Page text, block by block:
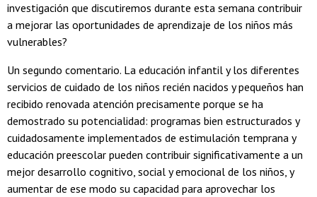
investigación que discutiremos durante esta semana contribuir
a mejorar las oportunidades de aprendizaje de los niños más
vulnerables?
Un segundo comentario. La educación infantil y los diferentes
servicios de cuidado de los niños recién nacidos y pequeños han
recibido renovada atención precisamente porque se ha
demostrado su potencialidad: programas bien estructurados y
cuidadosamente implementados de estimulación temprana y
educación preescolar pueden contribuir significativamente a un
mejor desarrollo cognitivo, social y emocional de los niños, y
aumentar de ese modo su capacidad para aprovechar los